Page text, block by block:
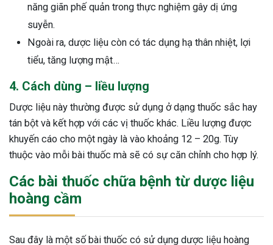
năng giãn phế quản trong thực nghiệm gây dị ứng
suyễn.
Ngoài ra, dược liệu còn có tác dụng hạ thân nhiệt, lợi
tiểu, tăng lượng mật…
4. Cách dùng – liều lượng
Dược liệu này thường được sử dụng ở dạng thuốc sắc hay
tán bột và kết hợp với các vị thuốc khác. Liều lượng được
khuyến cáo cho một ngày là vào khoảng 12 – 20g. Tùy
thuộc vào mỗi bài thuốc mà sẽ có sự căn chỉnh cho hợp lý.
Các bài thuốc chữa bệnh từ dược liệu
hoàng cầm
Sau đây là một số bài thuốc có sử dụng dược liệu hoàng